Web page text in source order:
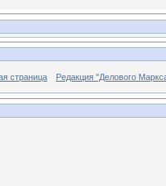
страница Редакция "Делового